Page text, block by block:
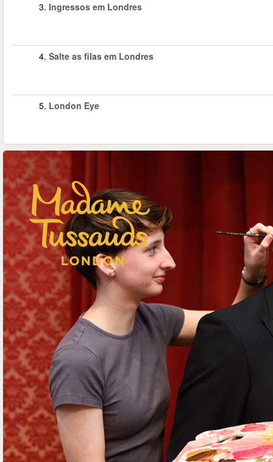
3. Ingressos em Londres
4. Salte as filas em Londres
5. London Eye